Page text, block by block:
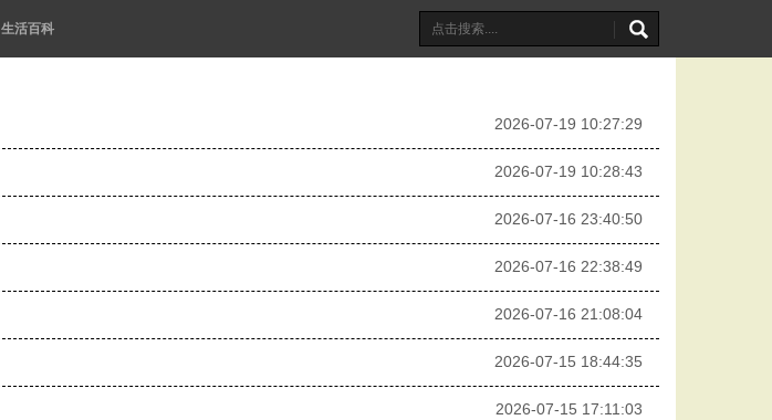
生活百科
2026-07-19 10:27:29
2026-07-19 10:28:43
2026-07-16 23:40:50
2026-07-16 22:38:49
2026-07-16 21:08:04
2026-07-15 18:44:35
2026-07-15 17:11:03